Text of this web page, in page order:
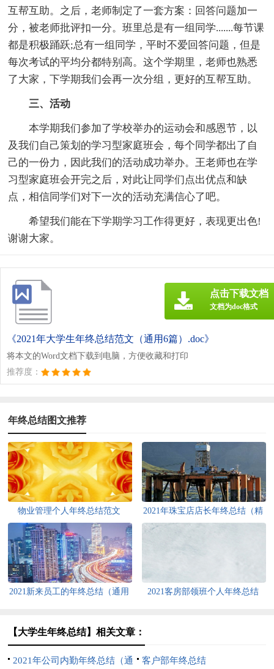
互帮互助。之后，老师制定了一套方案：回答问题加一
分，被老师批评扣一分。班里总是有一组同学.......每节课
都是积极踊跃;总有一组同学，平时不爱回答问题，但是
每次考试的平均分都特别高。这个学期里，老师也熟悉
了大家，下学期我们会再一次分组，更好的互帮互助。
三、活动
本学期我们参加了学校举办的运动会和感恩节，以
及我们自己策划的学习型家庭班会，每个同学都出了自
己的一份力，因此我们的活动成功举办。王老师也在学
习型家庭班会开完之后，对此让同学们点出优点和缺
点，相信同学们对下一次的活动充满信心了吧。
希望我们能在下学期学习工作得更好，表现更出色!
谢谢大家。
《2021年大学生年终总结范文（通用6篇）.doc》
将本文的Word文档下载到电脑，方便收藏和打印
推荐度：
点击下载文档
文档为doc格式
年终总结图文推荐
物业管理个人年终总结范文
2021年珠宝店店长年终总结（精
2021新来员工的年终总结（通用
2021客房部领班个人年终总结
【大学生年终总结】相关文章：
2021年公司内勤年终总结（通 客户部年终总结